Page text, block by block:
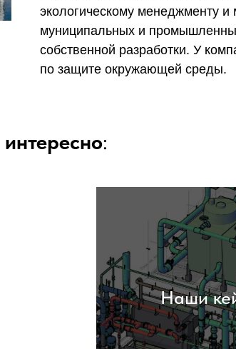
экологическому менеджменту и
муниципальных и
собственной разработки. У
по защите окружающей среды.
интересно:
Наши